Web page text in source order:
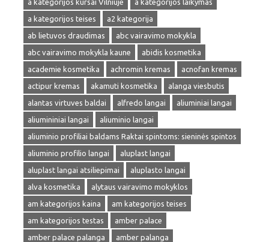
a kategorijos kursai Vilniuje
a kategorijos laikymas
a kategorijos teises
a2 kategorija
ab lietuvos draudimas
abc vairavimo mokykla
abc vairavimo mokykla kaune
abidis kosmetika
academie kosmetika
achromin kremas
acnofan kremas
actipur kremas
akamuti kosmetika
alanga viesbutis
alantas virtuves baldai
alfredo langai
aliuminiai langai
aliumininiai langai
aliuminio langai
aliuminio profiliai baldams Raktai spintoms: sieninės spintos
aliuminio profilio langai
aluplast langai
aluplast langai atsiliepimai
aluplasto langai
alva kosmetika
alytaus vairavimo mokyklos
am kategorijos kaina
am kategorijos teises
am kategorijos testas
amber palace
amber palace palanga
amber palanga